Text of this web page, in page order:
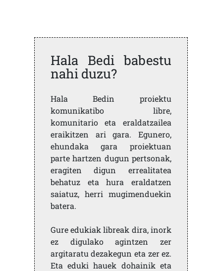
Hala Bedi babestu
nahi duzu?
Hala Bedin proiektu
komunikatibo libre,
komunitario eta eraldatzailea
eraikitzen ari gara. Egunero,
ehundaka gara proiektuan
parte hartzen dugun pertsonak,
eragiten digun errealitatea
behatuz eta hura eraldatzen
saiatuz, herri mugimenduekin
batera.
Gure edukiak libreak dira, inork
ez digulako agintzen zer
argitaratu dezakegun eta zer ez.
Eta eduki hauek dohainik eta